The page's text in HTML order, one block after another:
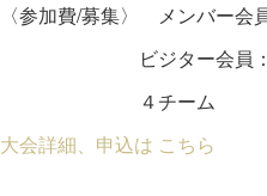
〈参加費/募集〉 メンバー会
ビジター会員：
４チーム
大会詳細、申込は こちら